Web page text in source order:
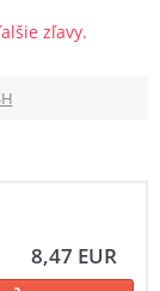
zľavy.
8,47 EUR